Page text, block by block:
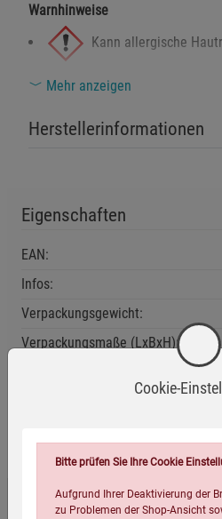
Warnhinweise
Kann allergische
Kann bei Einatmen
auslösen.
Bei Berührung mit der Haut:
Geeignete Schutzhandschuhe
Mehr anzeigen
Herstellerinformationen
Eigenschaften
EAN:
Infos:
Verpackungsgewicht:
Verpackungsmaße (LxBxH):
Wird oft
Rauhnacht
Cookie-
Bitte prüfen Sie Ihre Cookie
Aufgrund Ihrer Deaktivierung der
zu Problemen der Shop-Ansicht